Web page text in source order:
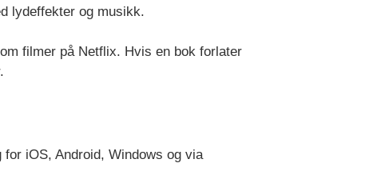
lydeffekter og musikk.
filmer på Netflix. Hvis en bok forlater
iOS, Android, Windows og via